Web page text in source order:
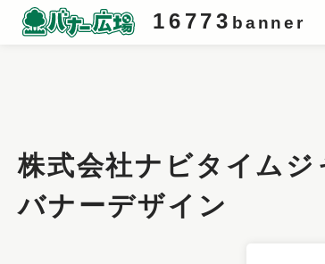
16773 banner
サイズ
株式会社ナビタイム
バナーデザイン